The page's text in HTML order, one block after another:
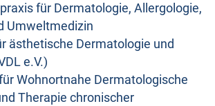
für Dermatologie, Allergologie,
Umweltmedizin
ästhetische Dermatologie und
e.V.)
Wohnortnahe Dermatologische
Therapie chronischer